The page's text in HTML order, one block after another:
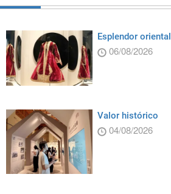
Esplendor oriental
06/08/2026
Valor histórico
04/08/2026